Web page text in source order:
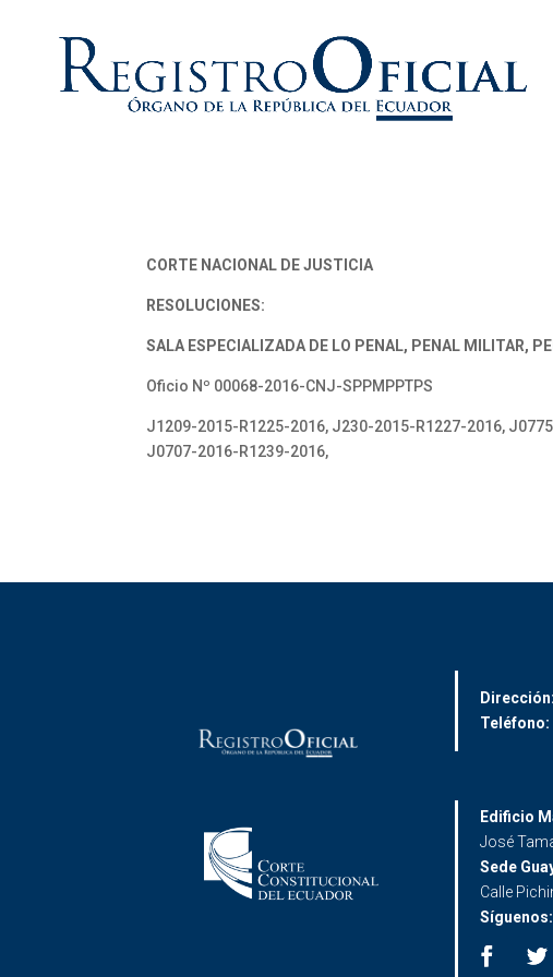
CORTE NACIONAL DE JUSTICIA
RESOLUCIONES:
SALA ESPECIALIZADA DE LO PENAL, PENAL MILITAR,
Oficio Nº 00068-2016-CNJ-SPPMPPTPS
J1209-2015-R1225-2016, J230-2015-R1227-2016,
J0707-2016-R1239-2016,
Dirección:
Teléfono:
Edificio
José
Sede
Calle
Síguenos: